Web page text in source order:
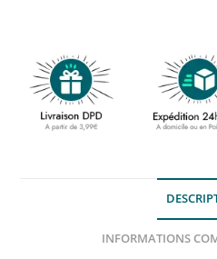
INFORMATIONS